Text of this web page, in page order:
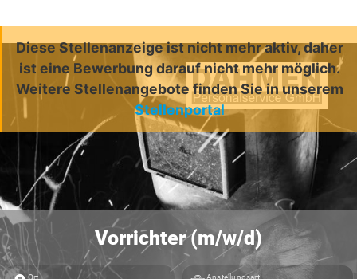
Diese Stellenanzeige ist nicht mehr aktiv, daher
ist eine Bewerbung darauf nicht mehr möglich.
Weitere Stellenangebote finden Sie in unserem
Stellenportal
Vorrichter (m/w/d)
Ort Anstellungsart